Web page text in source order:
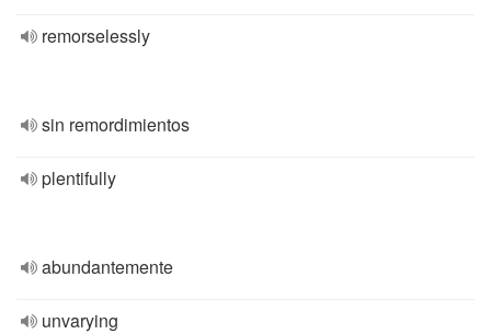
remorselessly
sin remordimientos
plentifully
abundantemente
unvarying